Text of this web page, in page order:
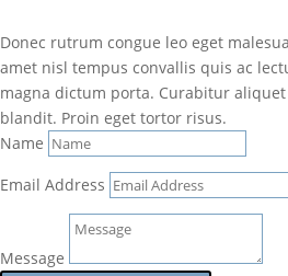
Donec rutrum congue leo eget
amet nisl tempus convallis quis ac
magna dictum porta. Curabitur
blandit. Proin eget tortor risus.
Name
Email Address
Message